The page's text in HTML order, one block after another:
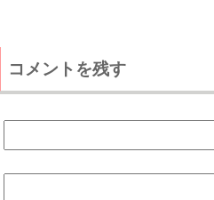
コメントを残す